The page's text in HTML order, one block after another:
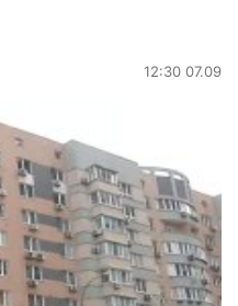
12:30 07.09